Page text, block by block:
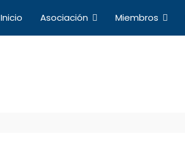
Inicio Asociación Miembros